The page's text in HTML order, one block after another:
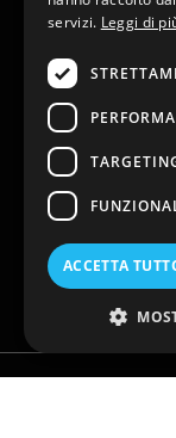
servizi. Leggi di
ACCETTA